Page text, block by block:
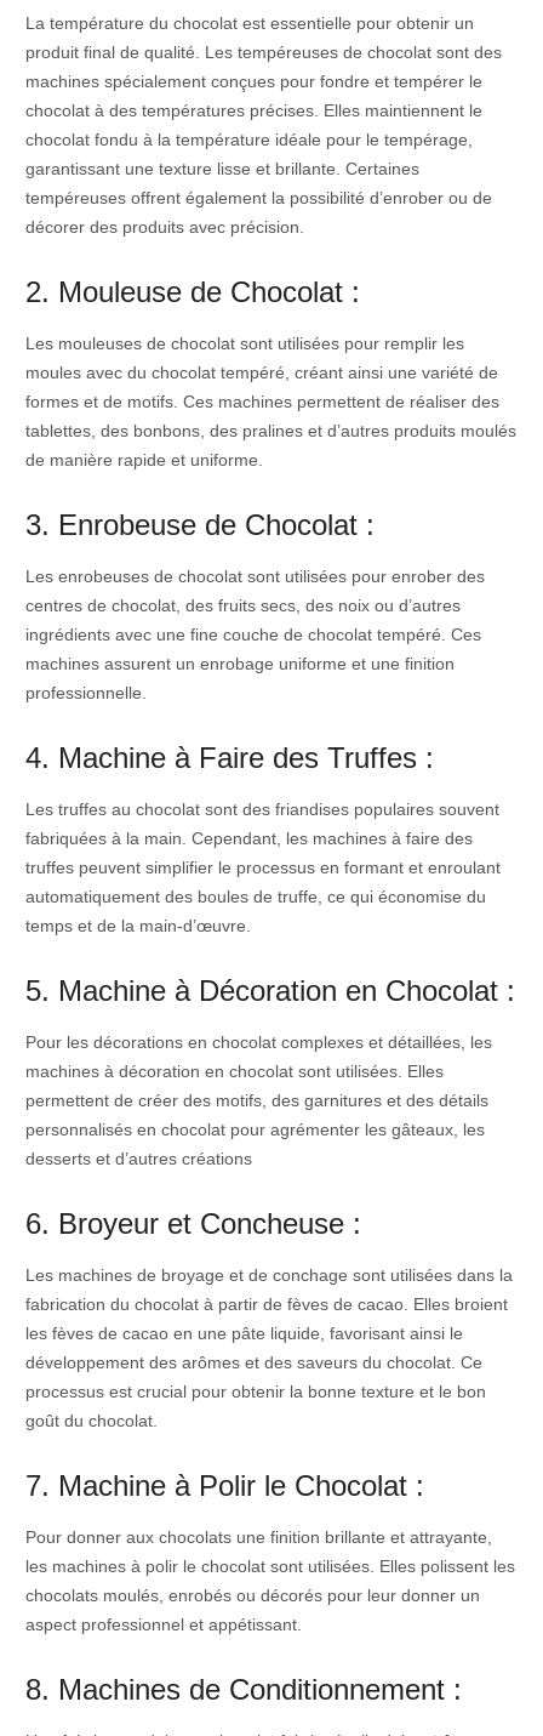
La température du chocolat est essentielle pour obtenir un
produit final de qualité. Les tempéreuses de chocolat sont des
machines spécialement conçues pour fondre et tempérer le
chocolat à des températures précises. Elles maintiennent le
chocolat fondu à la température idéale pour le tempérage,
garantissant une texture lisse et brillante. Certaines
tempéreuses offrent également la possibilité d’enrober ou de
décorer des produits avec précision.
2. Mouleuse de Chocolat :
Les mouleuses de chocolat sont utilisées pour remplir les
moules avec du chocolat tempéré, créant ainsi une variété de
formes et de motifs. Ces machines permettent de réaliser des
tablettes, des bonbons, des pralines et d’autres produits moulés
de manière rapide et uniforme.
3. Enrobeuse de Chocolat :
Les enrobeuses de chocolat sont utilisées pour enrober des
centres de chocolat, des fruits secs, des noix ou d’autres
ingrédients avec une fine couche de chocolat tempéré. Ces
machines assurent un enrobage uniforme et une finition
professionnelle.
4. Machine à Faire des Truffes :
Les truffes au chocolat sont des friandises populaires souvent
fabriquées à la main. Cependant, les machines à faire des
truffes peuvent simplifier le processus en formant et enroulant
automatiquement des boules de truffe, ce qui économise du
temps et de la main-d’œuvre.
5. Machine à Décoration en Chocolat :
Pour les décorations en chocolat complexes et détaillées, les
machines à décoration en chocolat sont utilisées. Elles
permettent de créer des motifs, des garnitures et des détails
personnalisés en chocolat pour agrémenter les gâteaux, les
desserts et d’autres créations
6. Broyeur et Concheuse :
Les machines de broyage et de conchage sont utilisées dans la
fabrication du chocolat à partir de fèves de cacao. Elles broient
les fèves de cacao en une pâte liquide, favorisant ainsi le
développement des arômes et des saveurs du chocolat. Ce
processus est crucial pour obtenir la bonne texture et le bon
goût du chocolat.
7. Machine à Polir le Chocolat :
Pour donner aux chocolats une finition brillante et attrayante,
les machines à polir le chocolat sont utilisées. Elles polissent les
chocolats moulés, enrobés ou décorés pour leur donner un
aspect professionnel et appétissant.
8. Machines de Conditionnement :